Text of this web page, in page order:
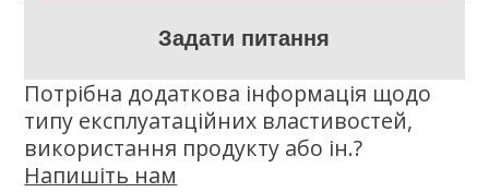
Опис
K2 HLP 46 — напівсинтетична олива, що